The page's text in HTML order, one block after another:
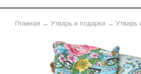
Главная → Утварь и подарки → Утварь